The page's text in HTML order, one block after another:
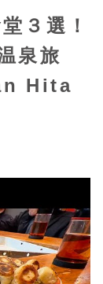
３選！
泉旅
Hita